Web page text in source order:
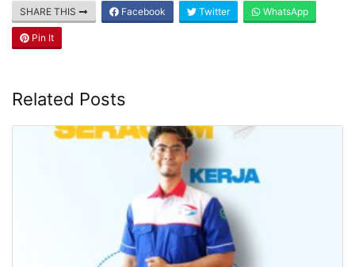
SHARE THIS Facebook Twitter WhatsApp
Pin It
Related Posts